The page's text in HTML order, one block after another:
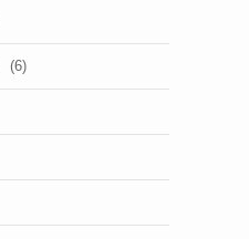
(6)